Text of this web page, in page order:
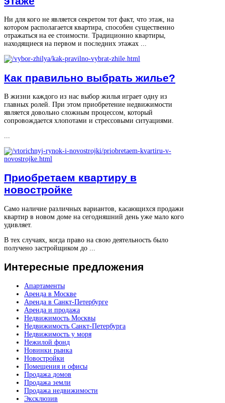
Ни для кого не является секретом тот факт, что этаж, на
котором располагается квартира, способен существенно
отражаться на ее стоимости. Традиционно квартиры,
находящиеся на первом и последних этажах ...
Как правильно выбрать жилье?
В жизни каждого из нас выбор жилья играет одну из
главных ролей. При этом приобретение недвижимости
является довольно сложным процессом, который
сопровождается хлопотами и стрессовыми ситуациями.
...
Приобретаем квартиру в
новостройке
Само наличие различных вариантов, касающихся продажи
квартир в новом доме на сегодняшний день уже мало кого
удивляет.
В тех случаях, когда право на свою деятельность было
получено застройщиком до ...
Интересные предложения
Апартаменты
Аренда в Москве
Аренда в Санкт-Петербурге
Аренда и продажа
Недвижимость Москвы
Недвижимость Санкт-Петербурга
Недвижимость у моря
Нежилой фонд
Новинки рынка
Новостройки
Помещения и офисы
Продажа домов
Продажа земли
Продажа недвижимости
Эксклюзив